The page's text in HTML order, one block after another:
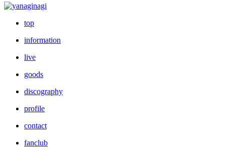
top
information
live
goods
discography
profile
contact
fanclub